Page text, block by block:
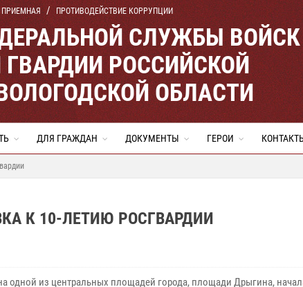
ПРИЕМНАЯ ПРОТИВОДЕЙСТВИЕ КОРРУПЦИИ
СЛУЖБЫ ВОЙСК
РОССИЙСКОЙ
ОБЛАСТИ
ДЛЯ ГРАЖДАН ДОКУМЕНТЫ ГЕРОИ
К 10-ЛЕТИЮ РОСГВАРДИИ
одной из центральных площадей города, площади Дрыгина,